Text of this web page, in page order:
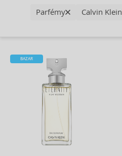
Parfémy Calvin Klein
BAZAR